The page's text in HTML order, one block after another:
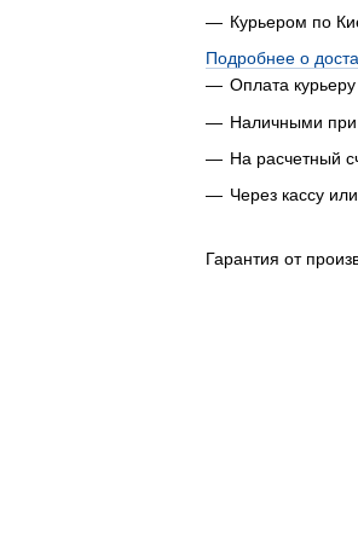
Курьером по
Подробнее о
Оплата
Наличными при
На расчетный
Через кассу
Гарантия от